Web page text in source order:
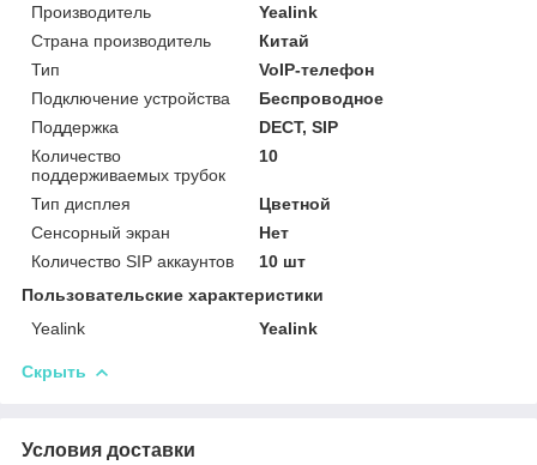
Производитель
Yealink
Страна производитель
Китай
Тип
VoIP-телефон
Подключение устройства
Беспроводное
Поддержка
DECT, SIP
Количество
поддерживаемых трубок
10
Тип дисплея
Цветной
Сенсорный экран
Нет
Количество SIP аккаунтов
10 шт
Пользовательские характеристики
Yealink
Yealink
Скрыть
Условия доставки